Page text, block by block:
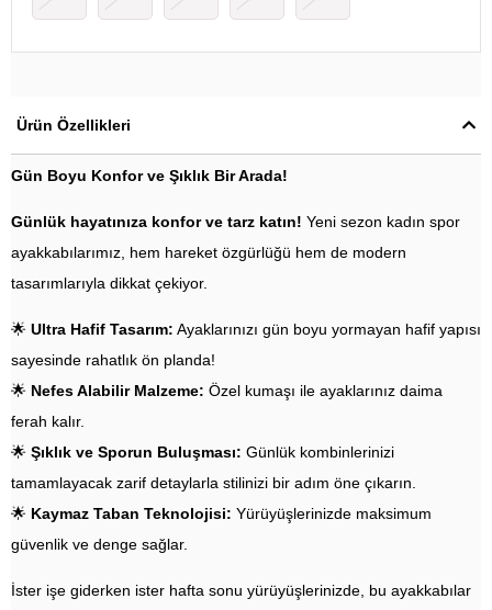
Ürün Özellikleri
Gün Boyu Konfor ve Şıklık Bir Arada!
Günlük hayatınıza konfor ve tarz katın! Yeni sezon kadın spor
ayakkabılarımız, hem hareket özgürlüğü hem de modern
tasarımlarıyla dikkat çekiyor.
🌟 Ultra Hafif Tasarım: Ayaklarınızı gün boyu yormayan hafif yapısı
sayesinde rahatlık ön planda!
🌟 Nefes Alabilir Malzeme: Özel kumaşı ile ayaklarınız daima
ferah kalır.
🌟 Şıklık ve Sporun Buluşması: Günlük kombinlerinizi
tamamlayacak zarif detaylarla stilinizi bir adım öne çıkarın.
🌟 Kaymaz Taban Teknolojisi: Yürüyüşlerinizde maksimum
güvenlik ve denge sağlar.
İster işe giderken ister hafta sonu yürüyüşlerinizde, bu ayakkabılar